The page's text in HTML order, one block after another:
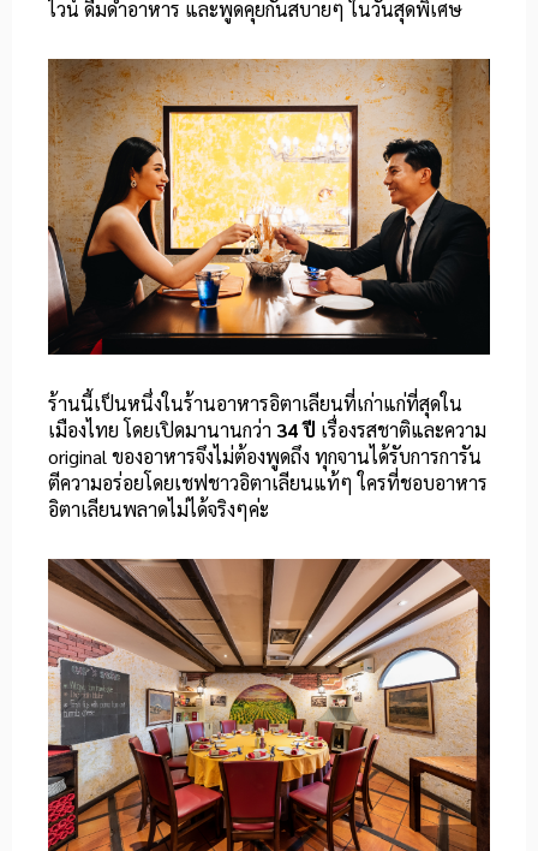
ไวน์ ดื่มด่ำอาหาร และพูดคุยกันสบายๆ ในวันสุดพิเศษ
ร้านนี้เป็นหนึ่งในร้านอาหารอิตาเลียนที่เก่าแก่ที่สุดใน
เมืองไทย โดยเปิดมานานกว่า 34 ปี เรื่องรสชาติและความ
original ของอาหารจึงไม่ต้องพูดถึง ทุกจานได้รับการการัน
ตีความอร่อยโดยเชฟชาวอิตาเลียนแท้ๆ ใครที่ชอบอาหาร
อิตาเลียนพลาดไม่ได้จริงๆค่ะ